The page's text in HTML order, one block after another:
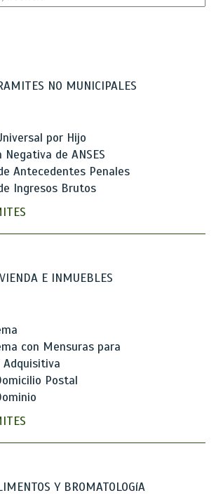
NO MUNICIPALES
por Hijo
de ANSES
Antecedentes Penales
Ingresos Brutos
E INMUEBLES
con Mensuras para
Adquisitiva
Postal
Y BROMATOLOGíA